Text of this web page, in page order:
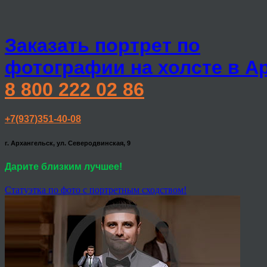
Заказать портрет по
фотографии на холсте в
8 800 222 02 86
+7(937)351-40-08
г. Архангельск, ул. Северодвинская, 9
Дарите близким лучшее!
Статуэтка по фото с портретным сходством!